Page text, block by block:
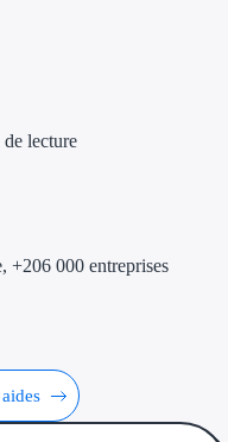
Aides Région
Outre-mer
lecture
, +206 000 entreprises